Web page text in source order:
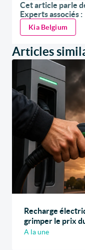
Cet article parle
Experts associés :
Kia Belgium
Articles
Recharge
grimper le prix
A la une